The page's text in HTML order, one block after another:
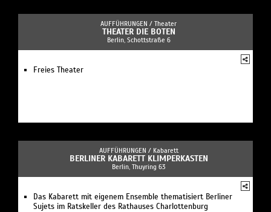
AUFFÜHRUNGEN / Theater
THEATER DIE BOTEN
Berlin, Schottstraße 6
Freies Theater
AUFFÜHRUNGEN / Kabarett
BERLINER KABARETT KLIMPERKASTEN
Berlin, Thuyring 63
Das Kabarett mit eigenem Ensemble thematisiert Berliner
Sujets im Ratskeller des Rathauses Charlottenburg